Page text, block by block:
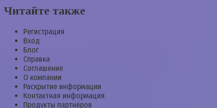
Читайте также
Регистрация
Вход
Блог
Справка
Соглашение
О компании
Раскрытие информации
Контактная информация
Продукты партнёров